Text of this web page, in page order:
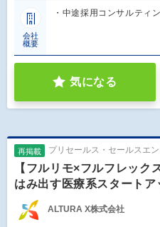
会社
概要
・中途採用コンサルティ
気になる
再掲載 プリセールス・セールスエ
【フルリモ×フルフレック
はみ出す医療系スタート
ALTURA X株式会社